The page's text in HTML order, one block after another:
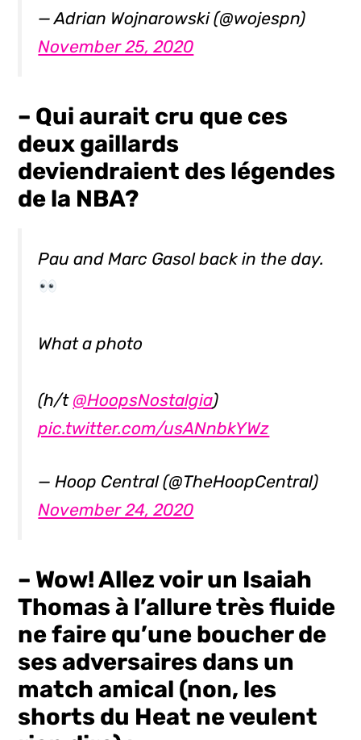
— Adrian Wojnarowski (@wojespn)
November 25, 2020
– Qui aurait cru que ces
deux gaillards
deviendraient des légendes
de la NBA?
Pau and Marc Gasol back in the day.
What a photo
(h/t @HoopsNostalgia)
pic.twitter.com/usANnbkYWz
— Hoop Central (@TheHoopCentral)
November 24, 2020
– Wow! Allez voir un Isaiah
Thomas à l’allure très fluide
ne faire qu’une boucher de
ses adversaires dans un
match amical (non, les
shorts du Heat ne veulent